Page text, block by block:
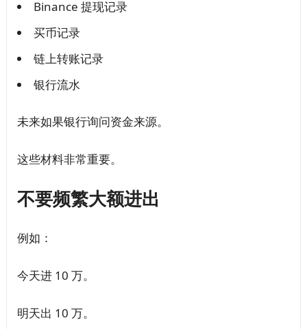
Binance 提现记录
买币记录
链上转账记录
银行流水
未来如果银行询问资金来源。
这些材料非常重要。
不要频繁大额进出
例如：
今天进 10 万。
明天出 10 万。